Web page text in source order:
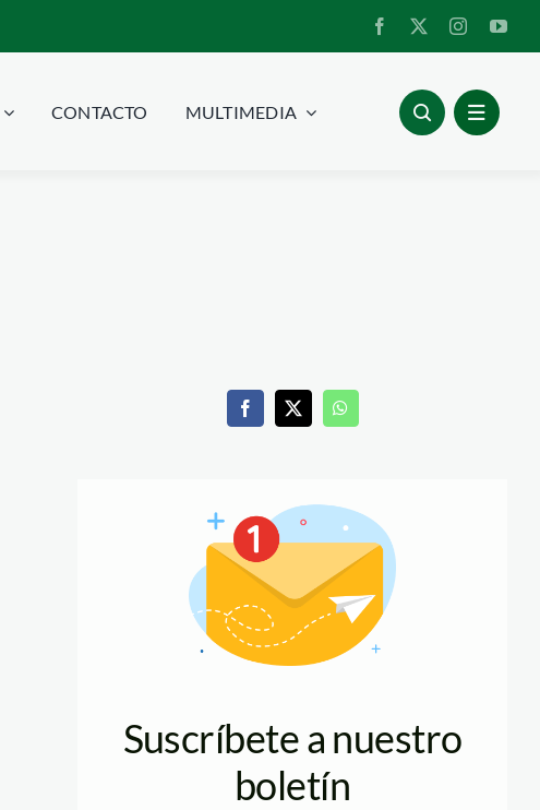
CONTACTO MULTIMEDIA
Suscríbete a nuestro
boletín